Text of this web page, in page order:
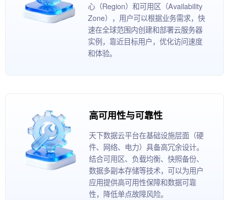
心（Region）和可用区（Availability
Zone），用户可以根据业务需求，快
速在全球范围内创建和部署云服务器
实例，靠近目标用户，优化访问速度
和体验。
高可用性与可靠性
天下数据云平台在基础设施层面（硬
件、网络、电力）具备高冗余设计。
结合可用区、负载均衡、快照备份、
数据多副本存储等技术，可以为用户
应用提供高可用性保障和数据可靠
性，降低单点故障风险。